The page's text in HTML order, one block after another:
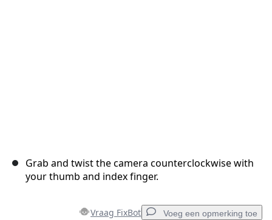
Grab and twist the camera counterclockwise with
your thumb and index finger.
Vraag FixBot Voeg een opmerking toe